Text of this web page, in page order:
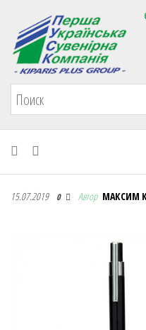
Первая Украинская
Первая Украинская
15.07.2019 0 Автор МАКСИМ